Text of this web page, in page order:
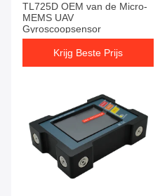
TL725D OEM van de Micro-
MEMS UAV
Gyroscoopsensor
Krijg Beste Prijs